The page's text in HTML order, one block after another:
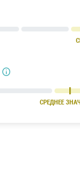
СРЕДНЕЕ